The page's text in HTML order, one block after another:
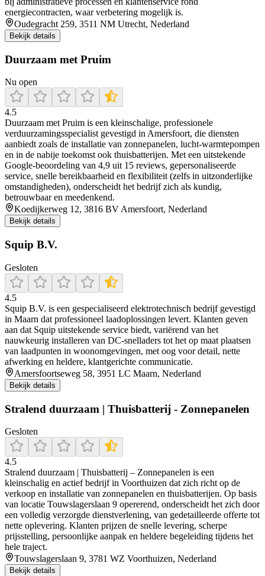
energiecontracten, waar verbetering mogelijk is.
Oudegracht 259, 3511 NM Utrecht, Nederland
Bekijk details
Duurzaam met Pruim
Nu open
4.5
Duurzaam met Pruim is een kleinschalige, professionele
verduurzamingsspecialist gevestigd in Amersfoort, die diensten
aanbiedt zoals de installatie van zonnepanelen, lucht‑warmtepompen
en in de nabije toekomst ook thuisbatterijen. Met een uitstekende
Google‑beoordeling van 4,9 uit 15 reviews, gepersonaliseerde
service, snelle bereikbaarheid en flexibiliteit (zelfs in uitzonderlijke
omstandigheden), onderscheidt het bedrijf zich als kundig,
betrouwbaar en meedenkend.
Koedijkerweg 12, 3816 BV Amersfoort, Nederland
Bekijk details
Squip B.V.
Gesloten
4.5
Squip B.V. is een gespecialiseerd elektrotechnisch bedrijf gevestigd
in Maarn dat professioneel laadoplossingen levert. Klanten geven
aan dat Squip uitstekende service biedt, variërend van het
nauwkeurig installeren van DC‑snelladers tot het op maat plaatsen
van laadpunten in woonomgevingen, met oog voor detail, nette
afwerking en heldere, klantgerichte communicatie.
Amersfoortseweg 58, 3951 LC Maarn, Nederland
Bekijk details
Stralend duurzaam | Thuisbatterij - Zonnepanelen
Gesloten
4.5
Stralend duurzaam | Thuisbatterij – Zonnepanelen is een
kleinschalig en actief bedrijf in Voorthuizen dat zich richt op de
verkoop en installatie van zonnepanelen en thuisbatterijen. Op basis
van locatie Touwslagerslaan 9 opererend, onderscheidt het zich door
een volledig verzorgde dienstverlening, van gedetailleerde offerte tot
nette oplevering. Klanten prijzen de snelle levering, scherpe
prijsstelling, persoonlijke aanpak en heldere begeleiding tijdens het
hele traject.
Touwslagerslaan 9, 3781 WZ Voorthuizen, Nederland
Bekijk details